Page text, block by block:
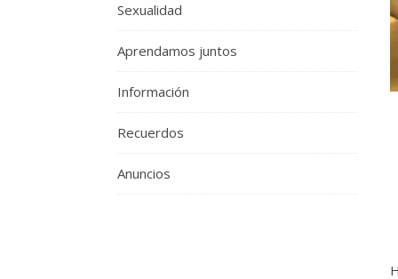
Sexualidad
Aprendamos juntos
Información
Recuerdos
Anuncios